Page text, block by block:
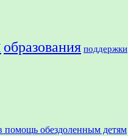
образования поддержки
помощь обездоленным детям